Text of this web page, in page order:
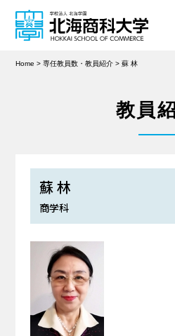
学部・大学院
入学案内
教育・研究活動
学生生活
留学・国際交流
Home >専任教員数・教員紹介 >蘇 林
教員
蘇 林
商学科